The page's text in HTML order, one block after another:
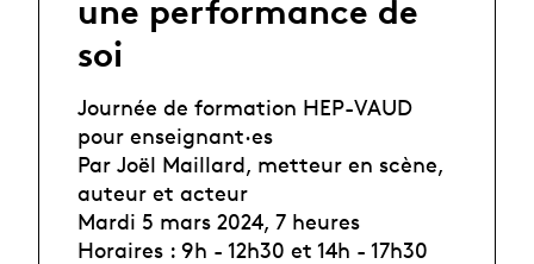
une performance de
soi
Journée de formation HEP-VAUD
pour enseignant·es
Par Joël Maillard, metteur en scène,
auteur et acteur
Mardi 5 mars 2024, 7 heures
Horaires : 9h - 12h30 et 14h - 17h30